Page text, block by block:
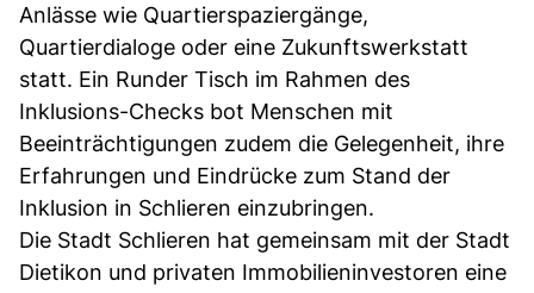
Anlässe wie Quartierspaziergänge,
Quartierdialoge oder eine Zukunftswerkstatt
statt. Ein Runder Tisch im Rahmen des
Inklusions-Checks bot Menschen mit
Beeinträchtigungen zudem die Gelegenheit, ihre
Erfahrungen und Eindrücke zum Stand der
Inklusion in Schlieren einzubringen.
Die Stadt Schlieren hat gemeinsam mit der Stadt
Dietikon und privaten Immobilieninvestoren eine